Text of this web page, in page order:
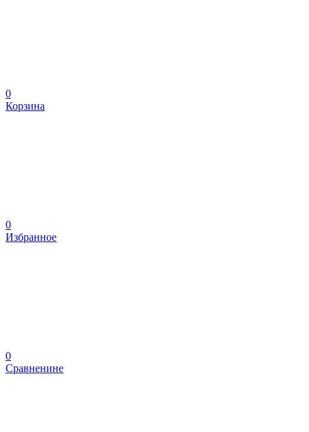
0
Корзина
0
Избранное
0
Сравненине